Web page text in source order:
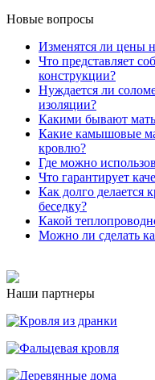
Новые вопросы
Изменятся ли цены
Что представляет
конструкции?
Нуждается ли
изоляции?
Какими бывают
Какие камышовые
кровлю?
Где можно
Что гарантирует
Как долго
беседку?
Какой
Можно ли сделать
Наши партнеры